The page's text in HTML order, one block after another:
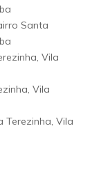
Santa
Vila
Vila
Terezinha, Vila